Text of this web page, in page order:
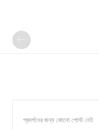
প্রদর্শনের জন্য কোনো পোস্ট নেই